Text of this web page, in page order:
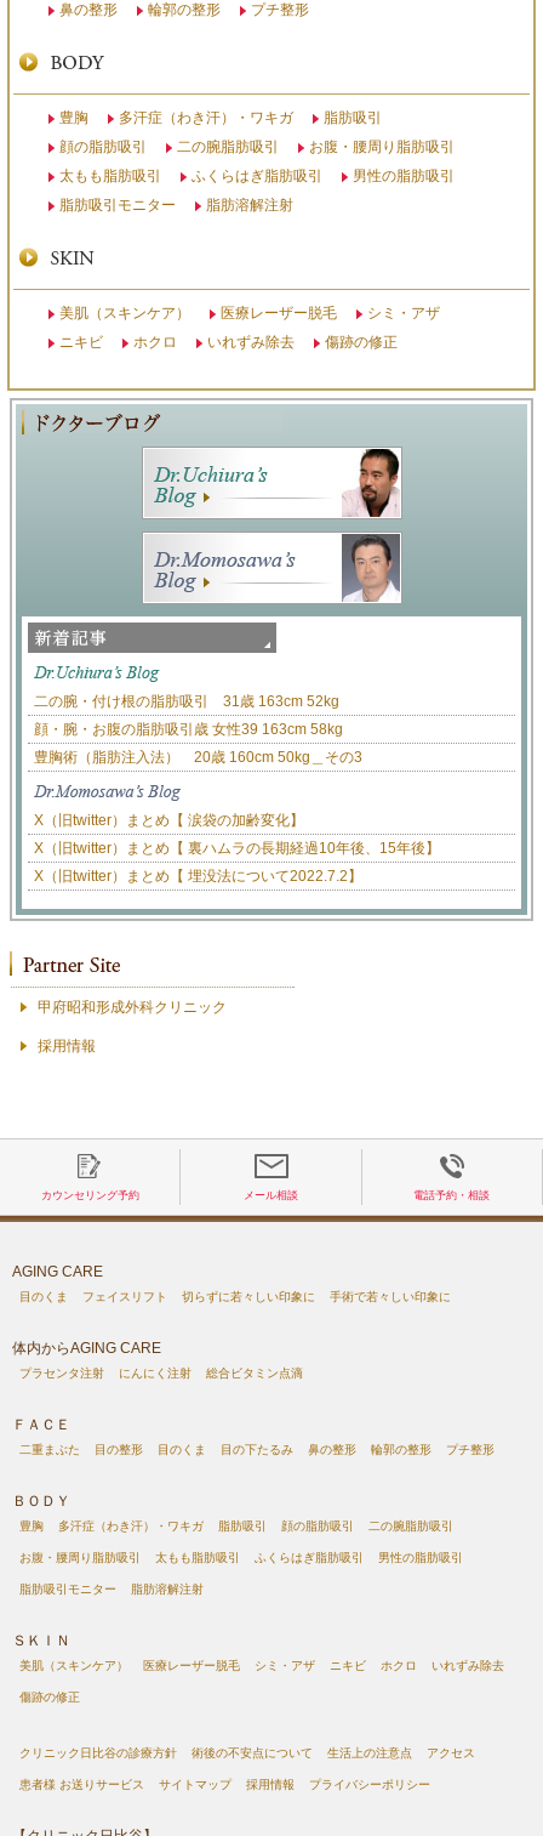
鼻の整形
輪郭の整形 プチ整形
豊胸 多汗症（わき汗）・ワキガ
脂肪吸引
顔の脂肪吸引
二の腕脂肪吸引
お腹・腰周り脂肪吸引
太もも脂肪吸引
ふくらはぎ脂肪吸引
男性の脂肪吸引
脂肪吸引モニター
脂肪溶解注射
美肌（スキンケア） 医療レーザー脱毛
シミ・アザ
ニキビ
ホクロ いれずみ除去 傷跡の修正
二の腕・付け根の脂肪吸引 31歳 163cm 52kg
顔・腕・お腹の脂肪吸引歳 女性39 163cm 58kg
豊胸術（脂肪注入法） 20歳 160cm 50kg＿その3
X（旧twitter）まとめ【 涙袋の加齢変化】
X（旧twitter）まとめ【 裏ハムラの長期経過10年後、15年後】
X（旧twitter）まとめ【 埋没法について2022.7.2】
甲府昭和形成外科クリニック
採用情報
カウンセリング予約 メール相談 電話予約・相談
AGING CARE
目のくま フェイスリフト 切らずに若々しい印象に 手術で若々しい印象に
体内からAGING CARE
プラセンタ注射 にんにく注射 総合ビタミン点滴
ＦＡＣＥ
二重まぶた 目の整形 目のくま 目の下たるみ 鼻の整形 輪郭の整形 プチ整形
ＢＯＤＹ
豊胸 多汗症（わき汗）・ワキガ 脂肪吸引 顔の脂肪吸引 二の腕脂肪吸引
お腹・腰周り脂肪吸引 太もも脂肪吸引 ふくらはぎ脂肪吸引 男性の脂肪吸引
脂肪吸引モニター 脂肪溶解注射
ＳＫＩＮ
美肌（スキンケア） 医療レーザー脱毛 シミ・アザ ニキビ ホクロ いれずみ除去
傷跡の修正
クリニック日比谷の診療方針 術後の不安点について 生活上の注意点 アクセス
患者様 お送りサービス サイトマップ 採用情報 プライバシーポリシー